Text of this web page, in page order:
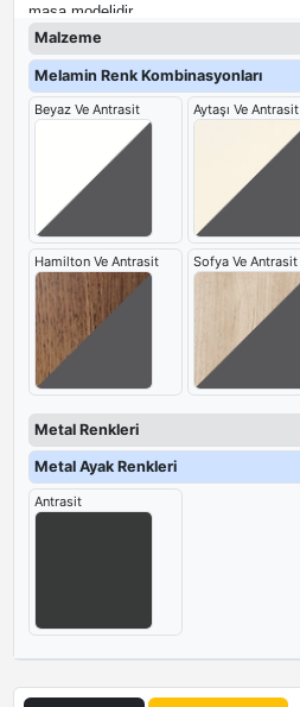
masa modelidir.
Malzeme
Melamin Renk Kombinasyonları
Beyaz Ve Antrasit Aytaşı Ve Antrasit
Hamilton Ve Antrasit Sofya Ve Antrasit
Metal Renkleri
Metal Ayak Renkleri
Antrasit